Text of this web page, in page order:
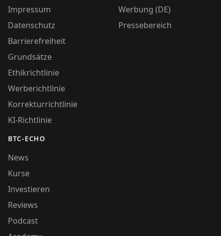
Impressum
Datenschutz
Barrierefreiheit
Grundsätze
Ethikrichtlinie
Werberichtlinie
Korrekturrichtlinie
KI-Richtlinie
BTC-ECHO
News
Kurse
Investieren
Reviews
Podcast
Werbung (DE)
Pressebereich